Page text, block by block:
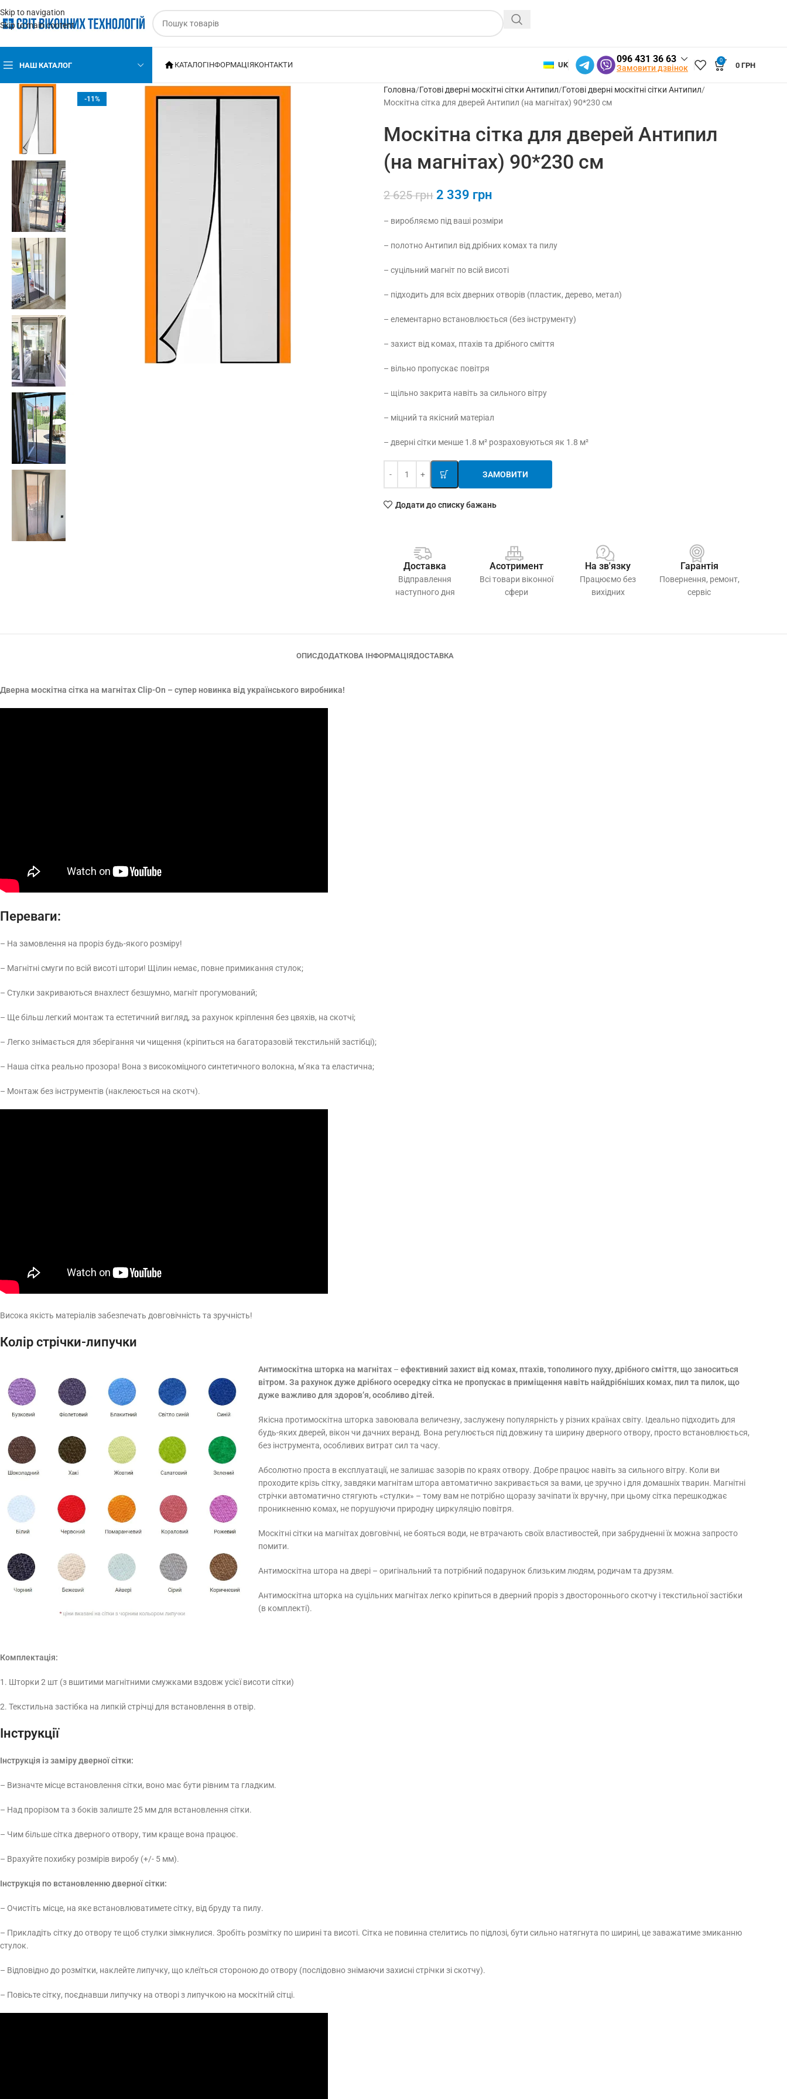
Skip to navigation
Skip to main content
НАШ КАТАЛОГ КАТАЛОГІНФОРМАЦІЯКОНТАКТИ UK
096 431 36 63
Замовити дзвінок
0
0 ГРН
-11%
Головна Готові дверні москітні сітки Антипил Готові дверні москітні сітки Антипил
Москітна сітка для дверей Антипил (на магнітах) 90*230 см
Москітна сітка для дверей Антипил
(на магнітах) 90*230 см
2 625грн 2 339 грн
– виробляємо під ваші розміри
– полотно Антипил від дрібних комах та пилу
– суцільний магніт по всій висоті
– підходить для всіх дверних отворів (пластик, дерево, метал)
– елементарно встановлюється (без інструменту)
– захист від комах, птахів та дрібного сміття
– вільно пропускає повітря
– щільно закрита навіть за сильного вітру
– міцний та якісний матеріал
– дверні сітки менше 1.8 м² розраховуються як 1.8 м²
ЗАМОВИТИ
Додати до списку бажань
Доставка
Відправлення
наступного дня
Асотримент
Всі товари віконної
сфери
На зв'язку
Працюємо без
вихідних
Гарантія
Повернення, ремонт,
сервіс
ОПИСДОДАТКОВА ІНФОРМАЦІЯДОСТАВКА
Дверна москітна сітка на магнітах Clip-On – супер новинка від українського виробника!
Переваги:
– На замовлення на проріз будь-якого розміру!
– Магнітні смуги по всій висоті штори! Щілин немає, повне примикання стулок;
– Стулки закриваються внахлест безшумно, магніт прогумований;
– Ще більш легкий монтаж та естетичний вигляд, за рахунок кріплення без цвяхів, на скотчі;
– Легко знімається для зберігання чи чищення (кріпиться на багаторазовій текстильній застібці);
– Наша сітка реально прозора! Вона з високоміцного синтетичного волокна, м’яка та еластична;
– Монтаж без інструментів (наклеюється на скотч).
Висока якість матеріалів забезпечать довговічність та зручність!
Колір стрічки-липучки
Антимоскітна шторка на магнітах – ефективний захист від комах, птахів, тополиного пуху, дрібного сміття, що заноситься
вітром. За рахунок дуже дрібного осередку сітка не пропускає в приміщення навіть найдрібніших комах, пил та пилок, що
дуже важливо для здоров’я, особливо дітей.
Якісна протимоскітна шторка завоювала величезну, заслужену популярність у різних країнах світу. Ідеально підходить для
будь-яких дверей, вікон чи дачних веранд. Вона регулюється під довжину та ширину дверного отвору, просто встановлюється,
без інструмента, особливих витрат сил та часу.
Абсолютно проста в експлуатації, не залишає зазорів по краях отвору. Добре працює навіть за сильного вітру. Коли ви
проходите крізь сітку, завдяки магнітам штора автоматично закривається за вами, це зручно і для домашніх тварин. Магнітні
стрічки автоматично стягують «стулки» – тому вам не потрібно щоразу зачіпати їх вручну, при цьому сітка перешкоджає
проникненню комах, не порушуючи природну циркуляцію повітря.
Москітні сітки на магнітах довговічні, не бояться води, не втрачають своїх властивостей, при забрудненні їх можна запросто
помити.
Антимоскітна штора на двері – оригінальний та потрібний подарунок близьким людям, родичам та друзям.
Антимоскітна шторка на суцільних магнітах легко кріпиться в дверний проріз з двостороннього скотчу і текстильної застібки
(в комплекті).
Комплектація:
1. Шторки 2 шт (з вшитими магнітними смужками вздовж усієї висоти сітки)
2. Текстильна застібка на липкій стрічці для встановлення в отвір.
Інструкції
Інструкція із заміру дверної сітки:
– Визначте місце встановлення сітки, воно має бути рівним та гладким.
– Над прорізом та з боків залиште 25 мм для встановлення сітки.
– Чим більше сітка дверного отвору, тим краще вона працює.
– Врахуйте похибку розмірів виробу (+/- 5 мм).
Інструкція по встановленню дверної сітки:
– Очистіть місце, на яке встановлюватимете сітку, від бруду та пилу.
– Прикладіть сітку до отвору те щоб стулки зімкнулися. Зробіть розмітку по ширині та висоті. Сітка не повинна стелитись по підлозі, бути сильно натягнута по ширині, це заважатиме змиканню
стулок.
– Відповідно до розмітки, наклейте липучку, що клеїться стороною до отвору (послідовно знімаючи захисні стрічки зі скотчу).
– Повісьте сітку, поєднавши липучку на отворі з липучкою на москітній сітці.